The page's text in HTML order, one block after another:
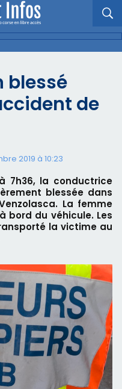
blessé
de
2019 à 10:23
7h36, la conductrice
blessée dans
La femme
bord du véhicule. Les
la victime au